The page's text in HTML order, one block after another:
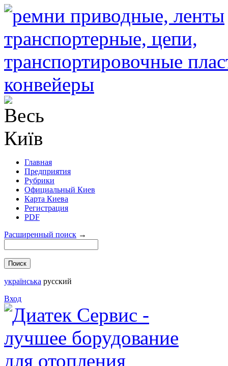
Главная
Предприятия
Рубрики
Официальный Киев
Карта Киева
Регистрация
PDF
Расширенный поиск →
українська русский
Вход